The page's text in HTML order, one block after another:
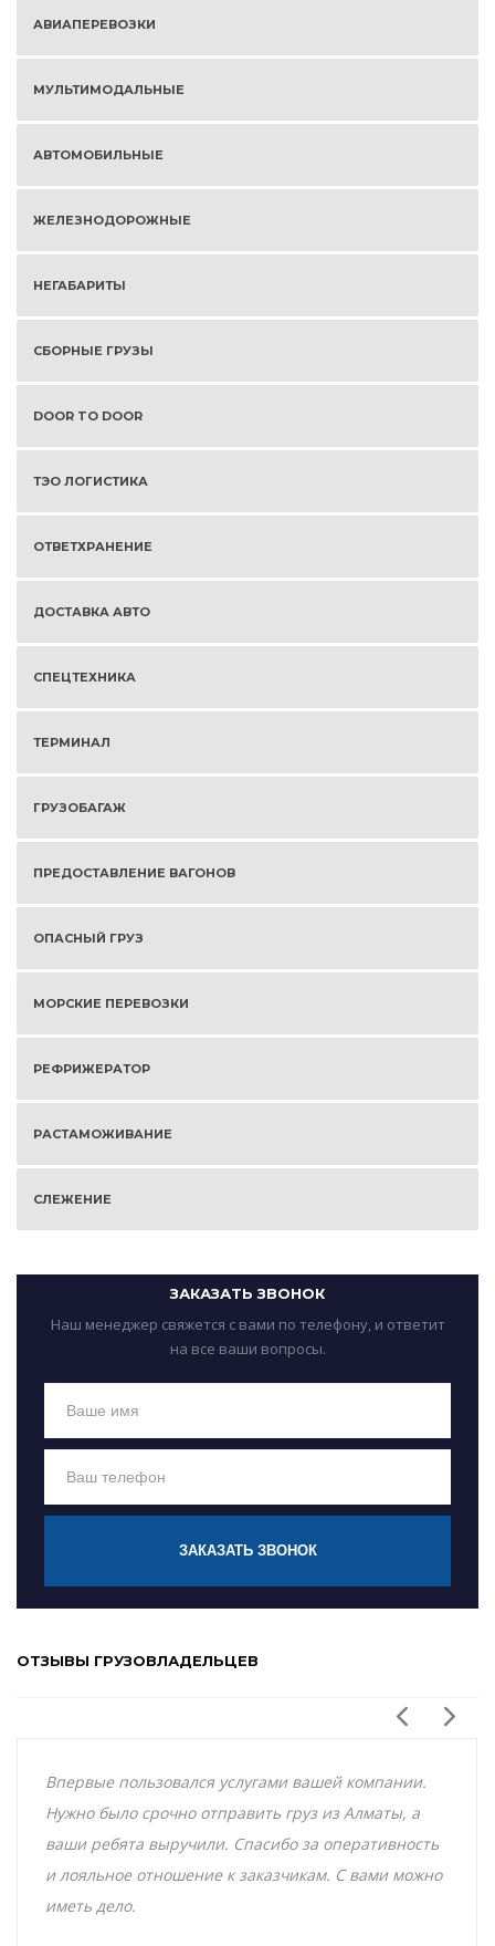
АВИАПЕРЕВОЗКИ
МУЛЬТИМОДАЛЬНЫЕ
АВТОМОБИЛЬНЫЕ
ЖЕЛЕЗНОДОРОЖНЫЕ
НЕГАБАРИТЫ
СБОРНЫЕ ГРУЗЫ
DOOR TO DOOR
ТЭО ЛОГИСТИКА
ОТВЕТХРАНЕНИЕ
ДОСТАВКА АВТО
СПЕЦТЕХНИКА
ТЕРМИНАЛ
ГРУЗОБАГАЖ
ПРЕДОСТАВЛЕНИЕ ВАГОНОВ
ОПАСНЫЙ ГРУЗ
МОРСКИЕ ПЕРЕВОЗКИ
РЕФРИЖЕРАТОР
РАСТАМОЖИВАНИЕ
СЛЕЖЕНИЕ
ЗАКАЗАТЬ ЗВОНОК
Наш менеджер свяжется с вами по телефону, и ответит
на все ваши вопросы.
ЗАКАЗАТЬ ЗВОНОК
ОТЗЫВЫ ГРУЗОВЛАДЕЛЬЦЕВ
Впервые пользовался услугами вашей компании.
Нужно было срочно отправить груз из Алматы, а
ваши ребята выручили. Спасибо за оперативность
и лояльное отношение к заказчикам. С вами можно
иметь дело.